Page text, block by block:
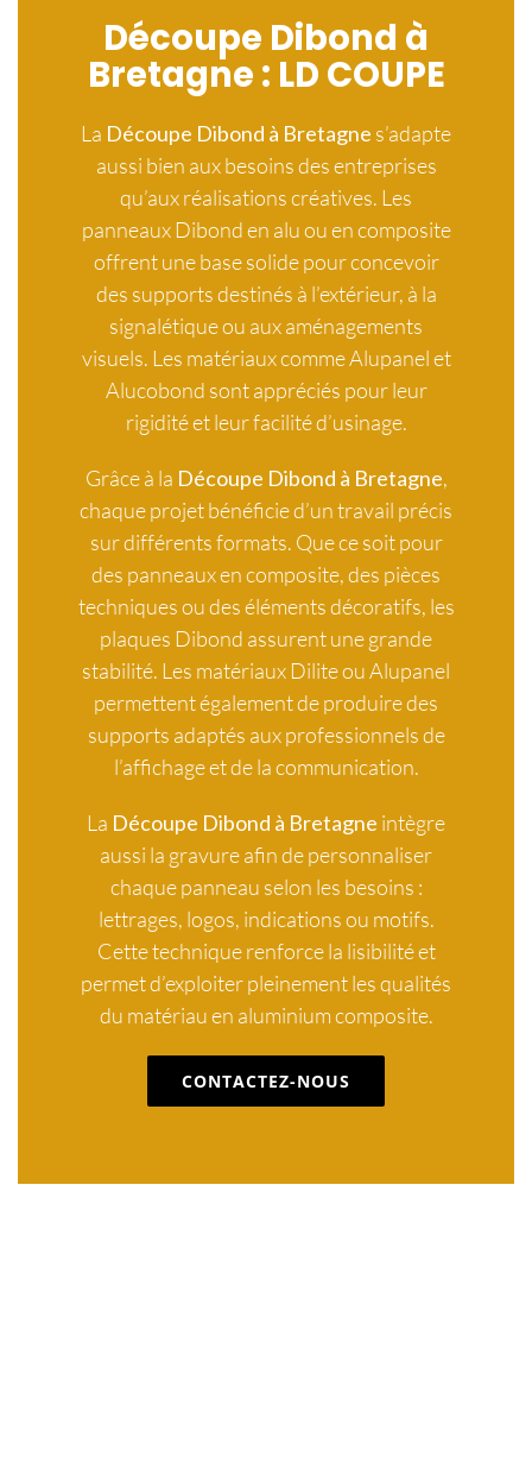
Découpe Dibond à
Bretagne : LD COUPE
La Découpe Dibond à Bretagne s’adapte
aussi bien aux besoins des entreprises
qu’aux réalisations créatives. Les
panneaux Dibond en alu ou en composite
offrent une base solide pour concevoir
des supports destinés à l’extérieur, à la
signalétique ou aux aménagements
visuels. Les matériaux comme Alupanel et
Alucobond sont appréciés pour leur
rigidité et leur facilité d’usinage.
Grâce à la Découpe Dibond à Bretagne,
chaque projet bénéficie d’un travail précis
sur différents formats. Que ce soit pour
des panneaux en composite, des pièces
techniques ou des éléments décoratifs, les
plaques Dibond assurent une grande
stabilité. Les matériaux Dilite ou Alupanel
permettent également de produire des
supports adaptés aux professionnels de
l’affichage et de la communication.
La Découpe Dibond à Bretagne intègre
aussi la gravure afin de personnaliser
chaque panneau selon les besoins :
lettrages, logos, indications ou motifs.
Cette technique renforce la lisibilité et
permet d’exploiter pleinement les qualités
du matériau en aluminium composite.
CONTACTEZ-NOUS